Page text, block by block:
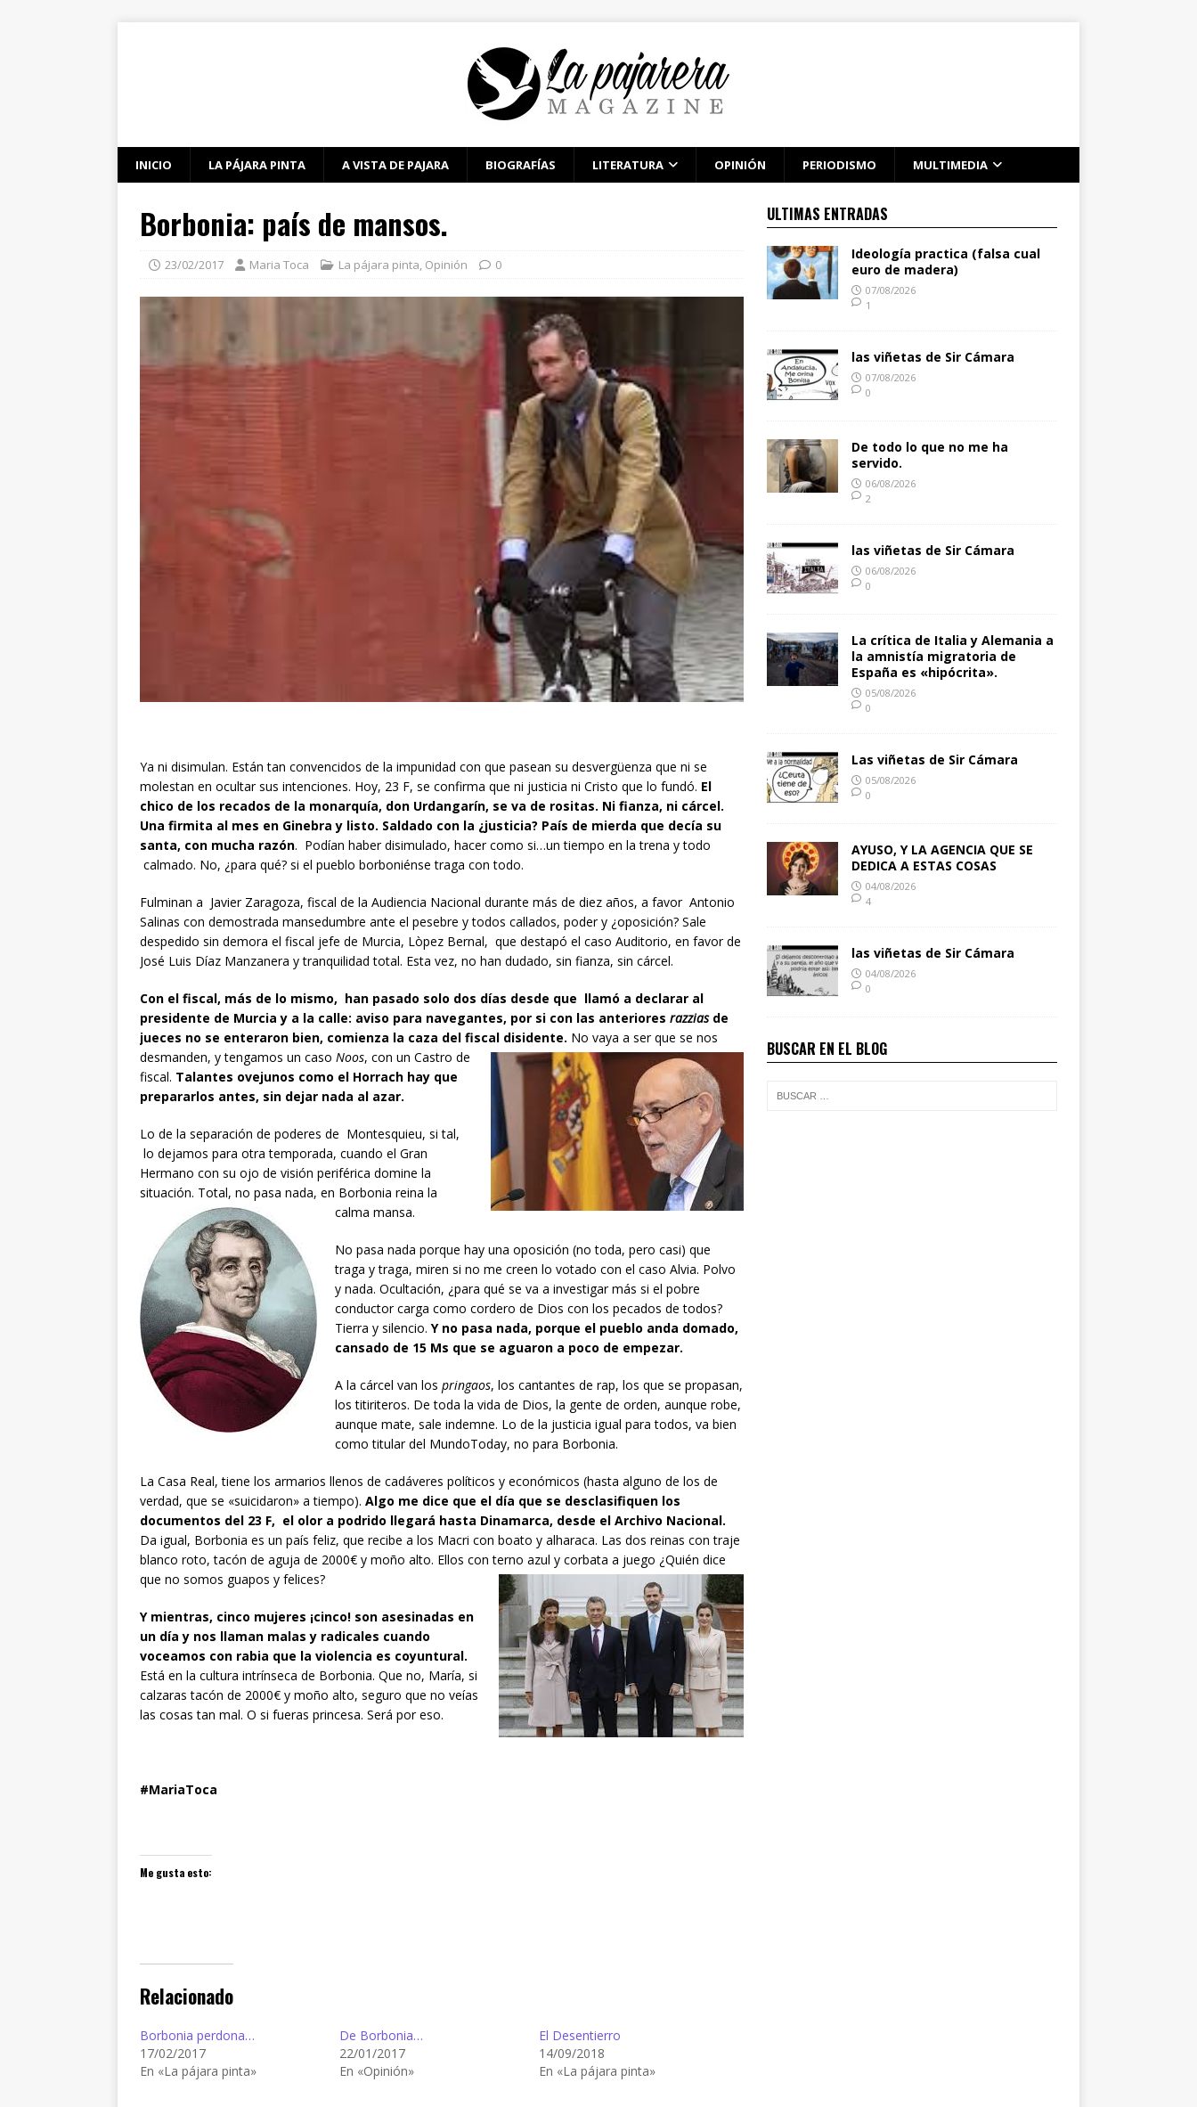
INICIO LA PÁJARA PINTA A VISTA DE PAJARA BIOGRAFÍAS LITERATURA OPINIÓN PERIODISMO MULTIMEDIA
Borbonia: país de mansos.
23/02/2017 Maria Toca La pájara pinta, Opinión 0
Ya ni disimulan. Están tan convencidos de la impunidad con que pasean su desvergüenza que ni se
molestan en ocultar sus intenciones. Hoy, 23 F, se confirma que ni justicia ni Cristo que lo fundó. El
chico de los recados de la monarquía, don Urdangarín, se va de rositas. Ni fianza, ni cárcel.
Una firmita al mes en Ginebra y listo. Saldado con la ¿justicia? País de mierda que decía su
santa, con mucha razón. Podían haber disimulado, hacer como si…un tiempo en la trena y todo
calmado. No, ¿para qué? si el pueblo borboniénse traga con todo.
Fulminan a Javier Zaragoza, fiscal de la Audiencia Nacional durante más de diez años, a favor Antonio
Salinas con demostrada mansedumbre ante el pesebre y todos callados, poder y ¿oposición? Sale
despedido sin demora el fiscal jefe de Murcia, Lòpez Bernal, que destapó el caso Auditorio, en favor de
José Luis Díaz Manzanera y tranquilidad total. Esta vez, no han dudado, sin fianza, sin cárcel.
Con el fiscal, más de lo mismo, han pasado solo dos días desde que llamó a declarar al
presidente de Murcia y a la calle: aviso para navegantes, por si con las anteriores razziasde
jueces no se enteraron bien, comienza la caza del fiscal disidente. No vaya a ser que se nos
desmanden, y tengamos un caso Noos, con un Castro de
fiscal. Talantes ovejunos como el Horrach hay que
prepararlos antes, sin dejar nada al azar.
Lo de la separación de poderes de Montesquieu, si tal,
lo dejamos para otra temporada, cuando el Gran
Hermano con su ojo de visión periférica domine la
situación. Total, no pasa nada, en Borbonia reina la
calma mansa.
No pasa nada porque hay una oposición (no toda, pero casi) que
traga y traga, miren si no me creen lo votado con el caso Alvia. Polvo
y nada. Ocultación, ¿para qué se va a investigar más si el pobre
conductor carga como cordero de Dios con los pecados de todos?
Tierra y silencio. Y no pasa nada, porque el pueblo anda domado,
cansado de 15 Ms que se aguaron a poco de empezar.
A la cárcel van los pringaos, los cantantes de rap, los que se propasan,
los titiriteros. De toda la vida de Dios, la gente de orden, aunque robe,
aunque mate, sale indemne. Lo de la justicia igual para todos, va bien
como titular del MundoToday, no para Borbonia.
La Casa Real, tiene los armarios llenos de cadáveres políticos y económicos (hasta alguno de los de
verdad, que se «suicidaron» a tiempo). Algo me dice que el día que se desclasifiquen los
documentos del 23 F, el olor a podrido llegará hasta Dinamarca, desde el Archivo Nacional.
Da igual, Borbonia es un país feliz, que recibe a los Macri con boato y alharaca. Las dos reinas con traje
blanco roto, tacón de aguja de 2000€ y moño alto. Ellos con terno azul y corbata a juego ¿Quién dice
que no somos guapos y felices?
Y mientras, cinco mujeres ¡cinco! son asesinadas en
un día y nos llaman malas y radicales cuando
voceamos con rabia que la violencia es coyuntural.
Está en la cultura intrínseca de Borbonia. Que no, María, si
calzaras tacón de 2000€ y moño alto, seguro que no veías
las cosas tan mal. O si fueras princesa. Será por eso.
#MariaToca
Me gusta esto:
Relacionado
Borbonia perdona…
17/02/2017
En «La pájara pinta»
De Borbonia…
22/01/2017
En «Opinión»
El Desentierro
14/09/2018
En «La pájara pinta»
ULTIMAS ENTRADAS
Ideología practica (falsa cual
euro de madera)
07/08/2026
1
las viñetas de Sir Cámara
07/08/2026
0
De todo lo que no me ha
servido.
06/08/2026
2
las viñetas de Sir Cámara
06/08/2026
0
La crítica de Italia y Alemania a
la amnistía migratoria de
España es «hipócrita».
05/08/2026
0
Las viñetas de Sir Cámara
05/08/2026
0
AYUSO, Y LA AGENCIA QUE SE
DEDICA A ESTAS COSAS
04/08/2026
4
las viñetas de Sir Cámara
04/08/2026
0
BUSCAR EN EL BLOG